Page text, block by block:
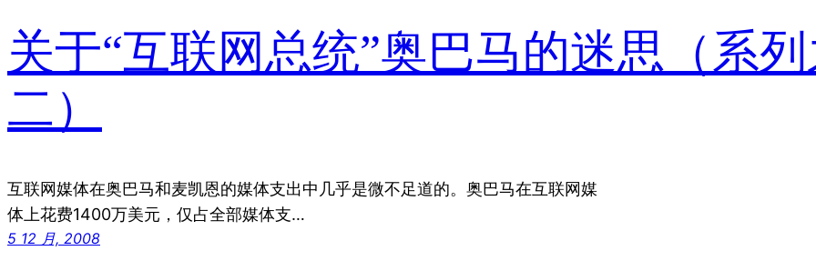
关于“互联网总统”奥巴马的迷思（系
二）
互联网媒体在奥巴马和麦凯恩的媒体支出中几乎是微不足道的。奥巴马在互联网媒
体上花费1400万美元，仅占全部媒体支…
5 12 月, 2008